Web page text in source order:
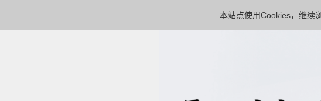
本站点使用Cookies，继续